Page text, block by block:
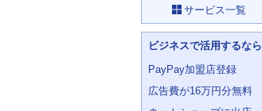
サービス一覧
ビジネスで活用するなら
PayPay加盟店登録
広告費が16万円分無料